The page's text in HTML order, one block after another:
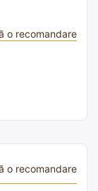
o recomandare
o recomandare